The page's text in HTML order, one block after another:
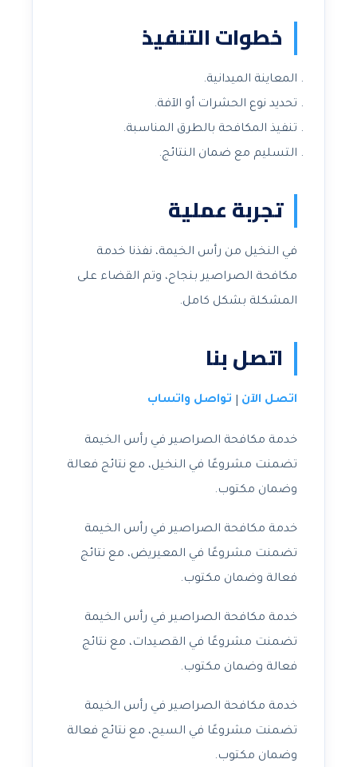
خطوات التنفيذ
المعاينة الميدانية.
تحديد نوع الحشرات أو الآفة.
تنفيذ المكافحة بالطرق المناسبة.
التسليم مع ضمان النتائج.
تجربة عملية
في النخيل من رأس الخيمة، نفذنا خدمة
مكافحة الصراصير بنجاح، وتم القضاء على
المشكلة بشكل كامل.
اتصل بنا
اتصل الآن تواصل واتساب
خدمة مكافحة الصراصير في رأس الخيمة
تضمنت مشروعًا في النخيل، مع نتائج فعالة
وضمان مكتوب.
خدمة مكافحة الصراصير في رأس الخيمة
تضمنت مشروعًا في المعيريض، مع نتائج
فعالة وضمان مكتوب.
خدمة مكافحة الصراصير في رأس الخيمة
تضمنت مشروعًا في القصيدات، مع نتائج
فعالة وضمان مكتوب.
خدمة مكافحة الصراصير في رأس الخيمة
تضمنت مشروعًا في السيح، مع نتائج فعالة
وضمان مكتوب.